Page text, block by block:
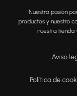
Nuestra pasión
productos y nuestro
nuestra tienda
Aviso
Política de